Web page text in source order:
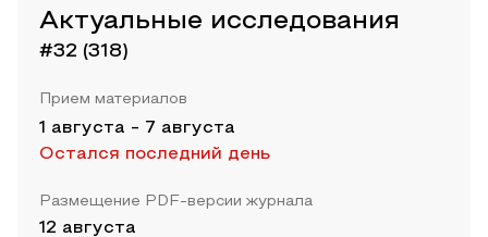
Актуальные исследования
#32 (318)
Прием материалов
1 августа - 7 августа
Остался последний день
Размещение PDF-версии журнала
12 августа